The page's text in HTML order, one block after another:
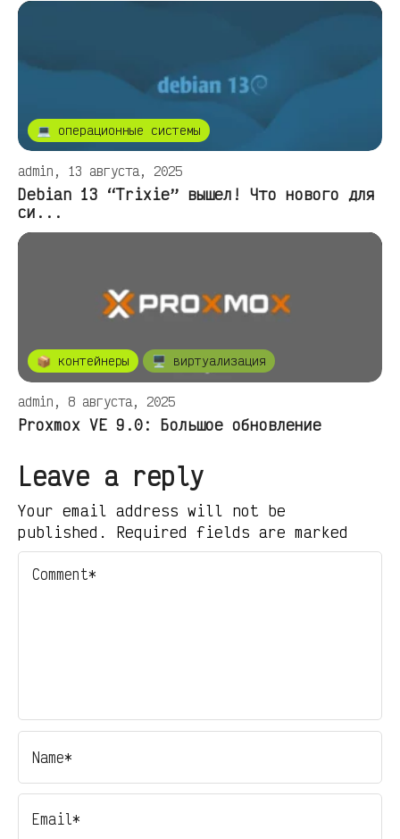
💻 операционные системы
admin, 13 августа, 2025
Debian 13 “Trixie” вышел! Что нового для
си...
📦 контейнеры 🖥️ виртуализация
admin, 8 августа, 2025
Proxmox VE 9.0: Большое обновление
Leave a reply
Your email address will not be
published. Required fields are marked